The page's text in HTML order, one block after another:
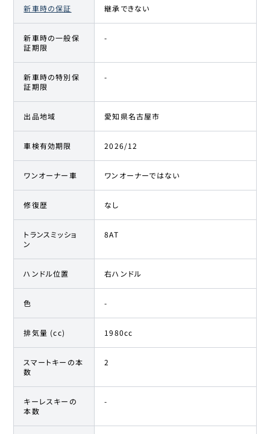
新車時の保証 継承できない
新車時の一般保
証期限
-
新車時の特別保
証期限
-
出品地域 愛知県名古屋市
車検有効期限 2026/12
ワンオーナー車 ワンオーナーではない
修復歴 なし
トランスミッショ
ン
8AT
ハンドル位置 右ハンドル
色 -
排気量 (cc) 1980cc
スマートキーの本
数
2
キーレスキーの
本数
-